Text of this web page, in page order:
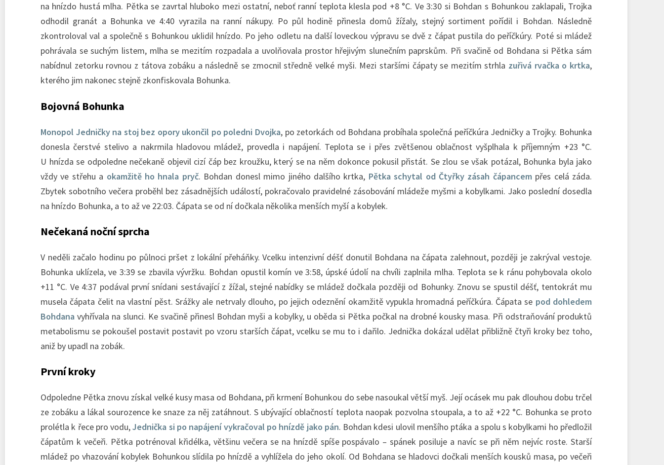
na hnízdo hustá mlha. Pětka se zavrtal hluboko mezi ostatní, neboť ranní teplota klesla pod +8 °C. Ve 3:30 si Bohdan s Bohunkou zaklapali, Trojka
odhodil granát a Bohunka ve 4:40 vyrazila na ranní nákupy. Po půl hodině přinesla domů žížaly, stejný sortiment pořídil i Bohdan. Následně
zkontroloval val a společně s Bohunkou uklidil hnízdo. Po jeho odletu na další loveckou výpravu se dvě z čápat pustila do peříčkúry. Poté si mládež
pohrávala se suchým listem, mlha se mezitím rozpadala a uvolňovala prostor hřejivým slunečním paprskům. Při svačině od Bohdana si Pětka sám
nabídnul zetorku rovnou z tátova zobáku a následně se zmocnil středně velké myši. Mezi staršími čápaty se mezitím strhla zuřivá rvačka o krtka,
kterého jim nakonec stejně zkonfiskovala Bohunka.
Bojovná Bohunka
Monopol Jedničky na stoj bez opory ukončil po poledni Dvojka, po zetorkách od Bohdana probíhala společná peříčkúra Jedničky a Trojky. Bohunka
donesla čerstvé stelivo a nakrmila hladovou mládež, provedla i napájení. Teplota se i přes zvětšenou oblačnost vyšplhala k příjemným +23 °C.
U hnízda se odpoledne nečekaně objevil cizí čáp bez kroužku, který se na něm dokonce pokusil přistát. Se zlou se však potázal, Bohunka byla jako
vždy ve střehu a okamžitě ho hnala pryč. Bohdan donesl mimo jiného dalšího krtka, Pětka schytal od Čtyřky zásah čápancem přes celá záda.
Zbytek sobotního večera proběhl bez zásadnějších událostí, pokračovalo pravidelné zásobování mládeže myšmi a kobylkami. Jako poslední dosedla
na hnízdo Bohunka, a to až ve 22:03. Čápata se od ní dočkala několika menších myší a kobylek.
Nečekaná noční sprcha
V neděli začalo hodinu po půlnoci pršet z lokální přeháňky. Vcelku intenzivní déšť donutil Bohdana na čápata zalehnout, později je zakrýval vestoje.
Bohunka uklízela, ve 3:39 se zbavila vývržku. Bohdan opustil komín ve 3:58, úpské údolí na chvíli zaplnila mlha. Teplota se k ránu pohybovala okolo
+11 °C. Ve 4:37 podával první snídani sestávající z žížal, stejné nabídky se mládež dočkala později od Bohunky. Znovu se spustil déšť, tentokrát mu
musela čápata čelit na vlastní pěst. Srážky ale netrvaly dlouho, po jejich odeznění okamžitě vypukla hromadná peříčkúra. Čápata se pod dohledem
Bohdana vyhřívala na slunci. Ke svačině přinesl Bohdan myši a kobylky, u oběda si Pětka počkal na drobné kousky masa. Při odstraňování produktů
metabolismu se pokoušel postavit postavit po vzoru starších čápat, vcelku se mu to i dařilo. Jednička dokázal udělat přibližně čtyři kroky bez toho,
aniž by upadl na zobák.
První kroky
Odpoledne Pětka znovu získal velké kusy masa od Bohdana, při krmení Bohunkou do sebe nasoukal větší myš. Její ocásek mu pak dlouhou dobu trčel
ze zobáku a lákal sourozence ke snaze za něj zatáhnout. S ubývající oblačností teplota naopak pozvolna stoupala, a to až +22 °C. Bohunka se proto
prolétla k řece pro vodu,Jednička si po napájení vykračoval po hnízdě jako pán. Bohdan kdesi ulovil menšího ptáka a spolu s kobylkami ho předložil
čápatům k večeři. Pětka potrénoval křidélka, většinu večera se na hnízdě spíše pospávalo – spánek posiluje a navíc se při něm nejvíc roste. Starší
mládež po vhazování kobylek Bohunkou slídila po hnízdě a vyhlížela do jeho okolí. Od Bohdana se hladovci dočkali menších kousků masa, po večeři